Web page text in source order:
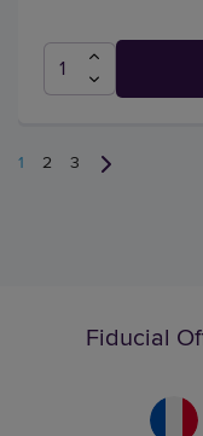
1 2 3
Fiducial